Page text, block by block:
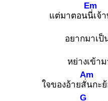
แต่มาตอนนี่เ
Em
จ้
อยากมาเป็
หย่างเข้า
ใจของอ้ายสั่น
Am
กะ
G